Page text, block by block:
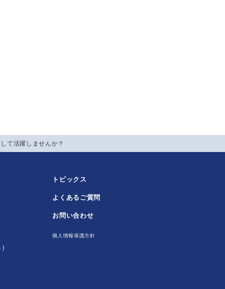
活躍しませんか？
)
トピックス
よくあるご質問
お問い合わせ
個人情報保護方針